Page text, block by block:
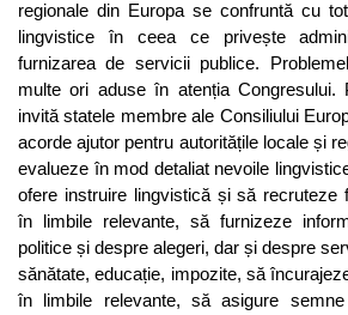
regionale din Europa se confruntă cu
lingvistice în ceea ce privește
furnizarea de servicii publice.
multe ori aduse în atenția Congresului.
invită statele membre ale Consiliului
acorde ajutor pentru autoritățile locale și
evalueze în mod detaliat nevoile
ofere instruire lingvistică și să recruteze
în limbile relevante, să furnizeze
politice și despre alegeri, dar și despre
sănătate, educație, impozite, să
în limbile relevante, să asigure